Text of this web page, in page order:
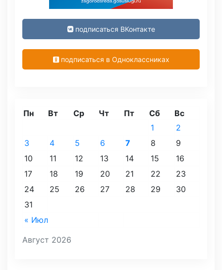
подписаться ВКонтакте
подписаться в Одноклассниках
Август 2026
Пн Вт Ср Чт Пт Сб Вс
« Июл
1
2
3
4 5 6 7 8
9
10
11 12 13 14 15
16
17
18 19 20 21 22
23
24
25 26 27 28 29
30
31